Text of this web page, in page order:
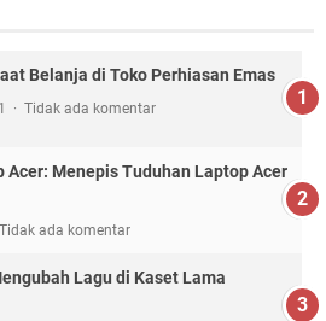
Belanja di Toko Perhiasan Emas
Tidak ada komentar
Acer: Menepis Tuduhan Laptop Acer
Tidak ada komentar
Lagu di Kaset Lama